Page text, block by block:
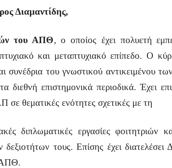
Διαμαντίδης,
του ΑΠΘ, ο οποίος έχει πολυετή
και μεταπτυχιακό επίπεδο. Ο
συνέδρια του γνωστικού αντικειμένου
επιστημονικά περιοδικά. Έχει
σε θεματικές ενότητες σχετικές με τη
διπλωματικές εργασίες φοιτητριών
τους. Επίσης έχει διατελέσει
ΑΠΘ.